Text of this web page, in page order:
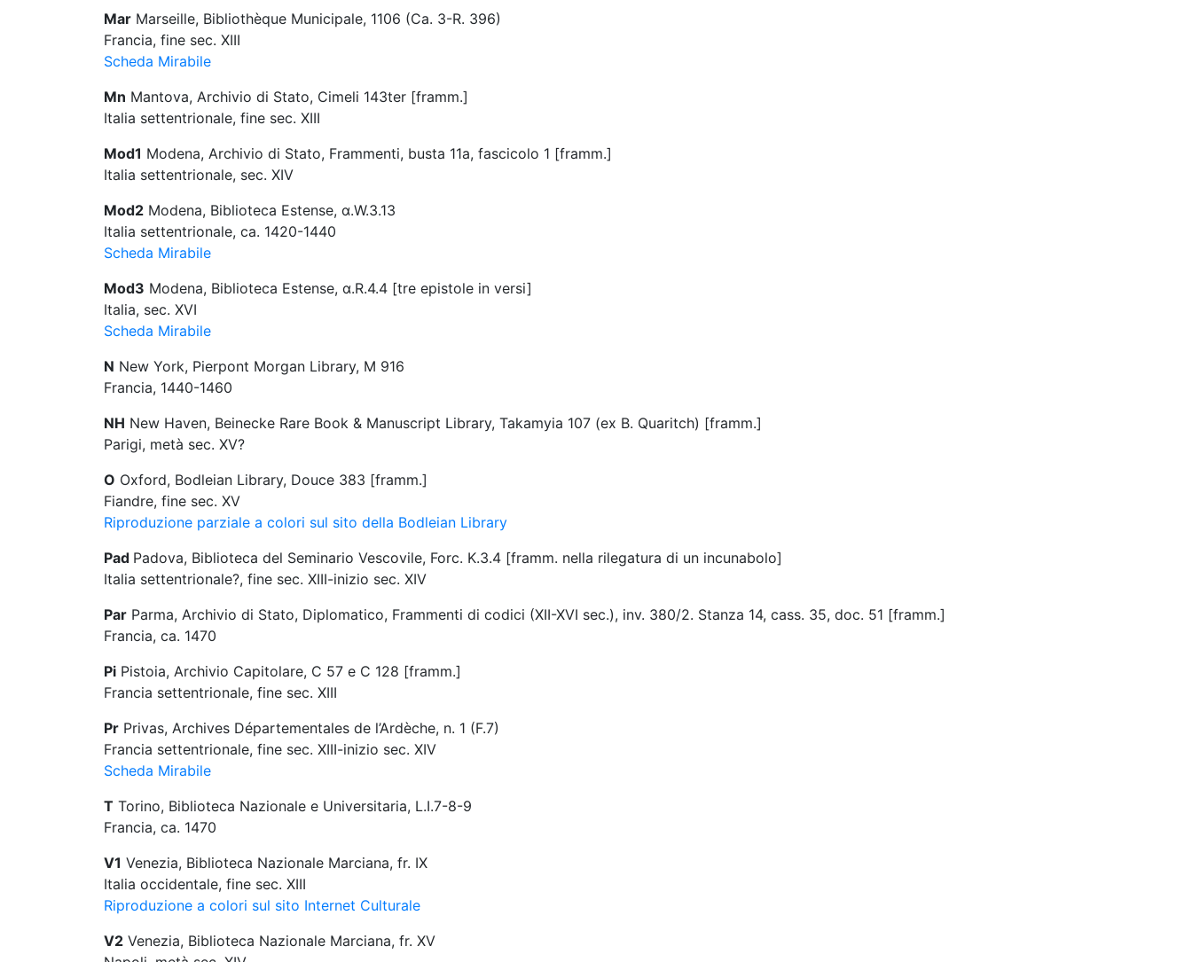
Mar Marseille, Bibliothèque Municipale, 1106 (Ca. 3-R. 396)
Francia, fine sec. XIII
Scheda Mirabile
Mn Mantova, Archivio di Stato, Cimeli 143ter [framm.]
Italia settentrionale, fine sec. XIII
Mod1 Modena, Archivio di Stato, Frammenti, busta 11a, fascicolo 1 [framm.]
Italia settentrionale, sec. XIV
Mod2 Modena, Biblioteca Estense, α.W.3.13
Italia settentrionale, ca. 1420-1440
Scheda Mirabile
Mod3 Modena, Biblioteca Estense, α.R.4.4 [tre epistole in versi]
Italia, sec. XVI
Scheda Mirabile
N New York, Pierpont Morgan Library, M 916
Francia, 1440-1460
NH New Haven, Beinecke Rare Book & Manuscript Library, Takamyia 107 (ex B. Quaritch) [framm.]
Parigi, metà sec. XV?
O Oxford, Bodleian Library, Douce 383 [framm.]
Fiandre, fine sec. XV
Riproduzione parziale a colori sul sito della Bodleian Library
Pad Padova, Biblioteca del Seminario Vescovile, Forc. K.3.4 [framm. nella rilegatura di un incunabolo]
Italia settentrionale?, fine sec. XIII-inizio sec. XIV
Par Parma, Archivio di Stato, Diplomatico, Frammenti di codici (XII-XVI sec.), inv. 380/2. Stanza 14, cass. 35, doc. 51 [framm.]
Francia, ca. 1470
Pi Pistoia, Archivio Capitolare, C 57 e C 128 [framm.]
Francia settentrionale, fine sec. XIII
Pr Privas, Archives Départementales de l’Ardèche, n. 1 (F.7)
Francia settentrionale, fine sec. XIII-inizio sec. XIV
Scheda Mirabile
T Torino, Biblioteca Nazionale e Universitaria, L.I.7-8-9
Francia, ca. 1470
V1 Venezia, Biblioteca Nazionale Marciana, fr. IX
Italia occidentale, fine sec. XIII
Riproduzione a colori sul sito Internet Culturale
V2 Venezia, Biblioteca Nazionale Marciana, fr. XV